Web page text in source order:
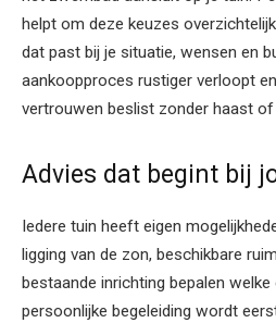
helpt om deze keuzes
dat past bij je situatie, wensen en
aankoopproces rustiger verloopt
vertrouwen beslist zonder haast
Advies dat begint bij
Iedere tuin heeft eigen
ligging van de zon, beschikbare
bestaande inrichting bepalen
persoonlijke begeleiding wordt